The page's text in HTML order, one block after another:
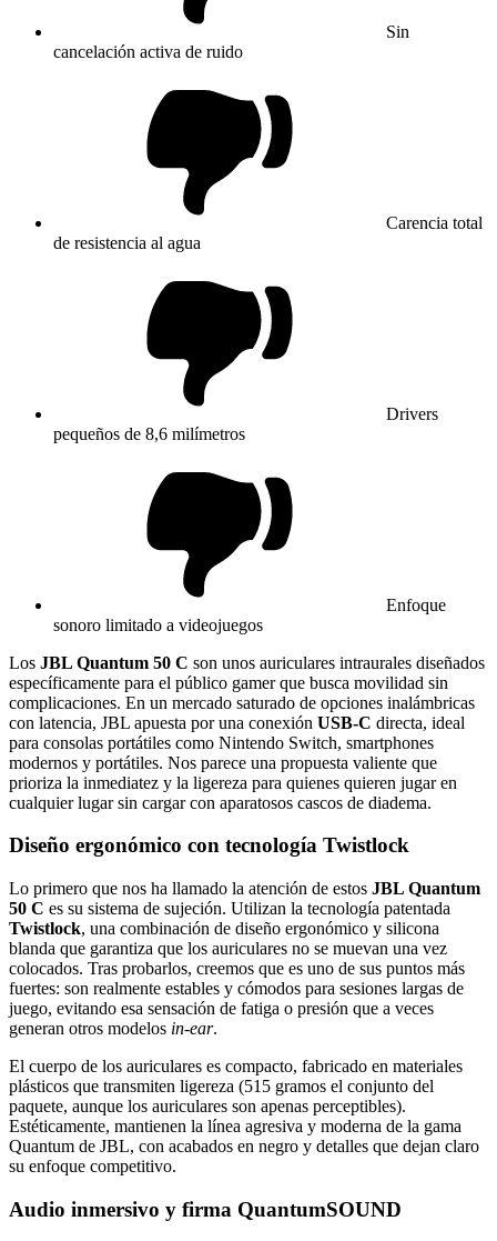
Sin
cancelación activa de ruido
Carencia total
de resistencia al agua
Drivers
pequeños de 8,6 milímetros
Enfoque
sonoro limitado a videojuegos
Los JBL Quantum 50 C son unos auriculares intraurales diseñados
específicamente para el público gamer que busca movilidad sin
complicaciones. En un mercado saturado de opciones inalámbricas
con latencia, JBL apuesta por una conexión USB-C directa, ideal
para consolas portátiles como Nintendo Switch, smartphones
modernos y portátiles. Nos parece una propuesta valiente que
prioriza la inmediatez y la ligereza para quienes quieren jugar en
cualquier lugar sin cargar con aparatosos cascos de diadema.
Diseño ergonómico con tecnología Twistlock
Lo primero que nos ha llamado la atención de estos JBL Quantum
50 C es su sistema de sujeción. Utilizan la tecnología patentada
Twistlock, una combinación de diseño ergonómico y silicona
blanda que garantiza que los auriculares no se muevan una vez
colocados. Tras probarlos, creemos que es uno de sus puntos más
fuertes: son realmente estables y cómodos para sesiones largas de
juego, evitando esa sensación de fatiga o presión que a veces
generan otros modelos in-ear.
El cuerpo de los auriculares es compacto, fabricado en materiales
plásticos que transmiten ligereza (515 gramos el conjunto del
paquete, aunque los auriculares son apenas perceptibles).
Estéticamente, mantienen la línea agresiva y moderna de la gama
Quantum de JBL, con acabados en negro y detalles que dejan claro
su enfoque competitivo.
Audio inmersivo y firma QuantumSOUND